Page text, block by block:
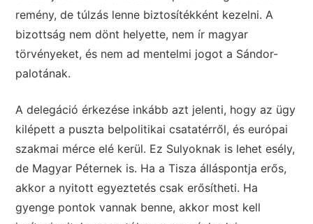
remény, de túlzás lenne biztosítékként kezelni. A
bizottság nem dönt helyette, nem ír magyar
törvényeket, és nem ad mentelmi jogot a Sándor-
palotának.
A delegáció érkezése inkább azt jelenti, hogy az ügy
kilépett a puszta belpolitikai csatatérről, és európai
szakmai mérce elé kerül. Ez Sulyoknak is lehet esély,
de Magyar Péternek is. Ha a Tisza álláspontja erős,
akkor a nyitott egyeztetés csak erősítheti. Ha
gyenge pontok vannak benne, akkor most kell